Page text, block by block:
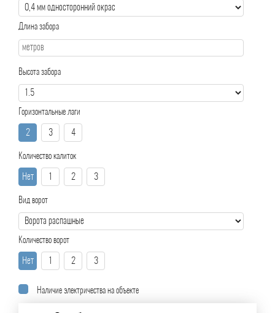
Длина забора
Высота забора
Горизонтальные лаги
2 3 4
Количество калиток
Нет 2 3
Вид ворот
Количество ворот
Нет 2 3
Наличие электричества на объекте